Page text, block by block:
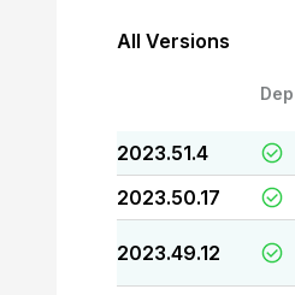
All Versions
2023.51.4
2023.50.17
2023.49.12